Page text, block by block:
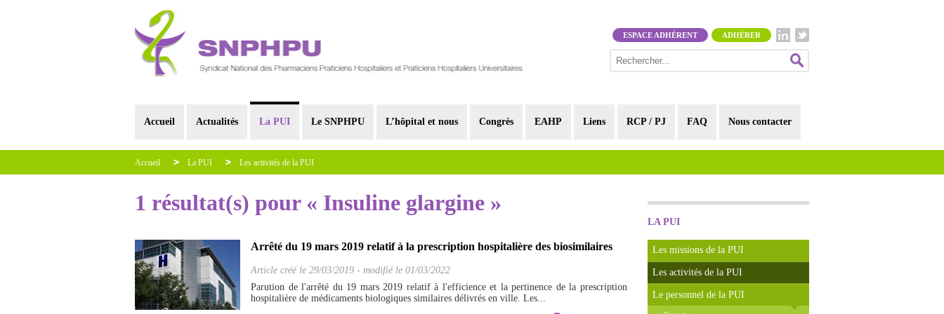
ADHÉRER
ESPACE ADHÉRENT
Accueil Actualités La PUI Le SNPHPU L’hôpital et nous Congrès EAHP Liens RCP / PJ FAQ Nous contacter
Accueil La PUI Les activités de la PUI
LA PUI
Les missions de la PUI
Les activités de la PUI
Le personnel de la PUI
1 résultat(s) pour « Insuline glargine »
Arrêté du 19 mars 2019 relatif à la prescription hospitalière des biosimilaires
Article créé le 29/03/2019 - modifié le 01/03/2022
Parution de l'arrêté du 19 mars 2019 relatif à l'efficience et la pertinence de la prescription
hospitalière de médicaments biologiques similaires délivrés en ville. Les...